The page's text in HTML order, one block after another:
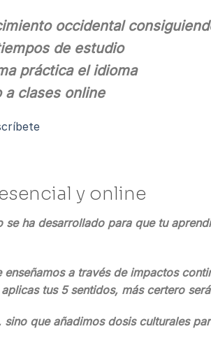
occidental
de estudio
práctica el idioma
a clases online
y online
ha desarrollado para que tu
a través de impactos
tus 5 sentidos, más certero
que añadimos dosis culturales